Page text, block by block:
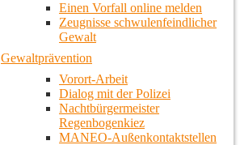
Einen Vorfall online melden
Zeugnisse schwulenfeindlicher
Gewalt
Gewaltprävention
Vorort-Arbeit
Dialog mit der Polizei
Nachtbürgermeister
Regenbogenkiez
MANEO-Außenkontaktstellen